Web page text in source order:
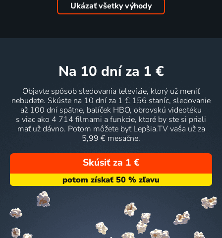
Ukázať všetky výhody
na 10 dní za 1 €
Objavte spôsob sledovania televízie, ktorý už meniť
nebudete. Skúste na 10 dní za 1 € 156 staníc, sledovanie
až 100 dní spätne, balíček HBO, obrovskú videotéku
s viac ako 4 714 filmami a funkcie, ktoré by ste si priali
mať už dávno. Potom môžete byť Lepšia.TV vaša už za
5,99 € mesačne.
Skúsiť za 1 €